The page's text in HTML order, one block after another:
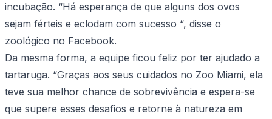
incubação. “Há esperança de que alguns dos ovos
sejam férteis e eclodam com sucesso “, disse o
zoológico no Facebook.
Da mesma forma, a equipe ficou feliz por ter ajudado a
tartaruga. “Graças aos seus cuidados no Zoo Miami, ela
teve sua melhor chance de sobrevivência e espera-se
que supere esses desafios e retorne à natureza em